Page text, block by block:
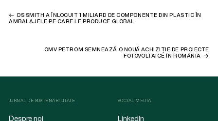
DS SMITH A ÎNLOCUIT 1 MILIARD DE COMPONENTE DIN PLASTIC ÎN
AMBALAJELE PE CARE LE PRODUCE GLOBAL
OMV PETROM SEMNEAZĂ O NOUĂ ACHIZIȚIE DE PROIECTE
FOTOVOLTAICE ÎN ROMÂNIA
JURNAL DE SUSTENABILITATE
Despre noi
SOCIAL MEDIA
LinkedIn